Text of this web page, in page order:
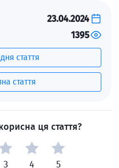
23.04.2024
1395
стаття
стаття
ця стаття?
3 4 5